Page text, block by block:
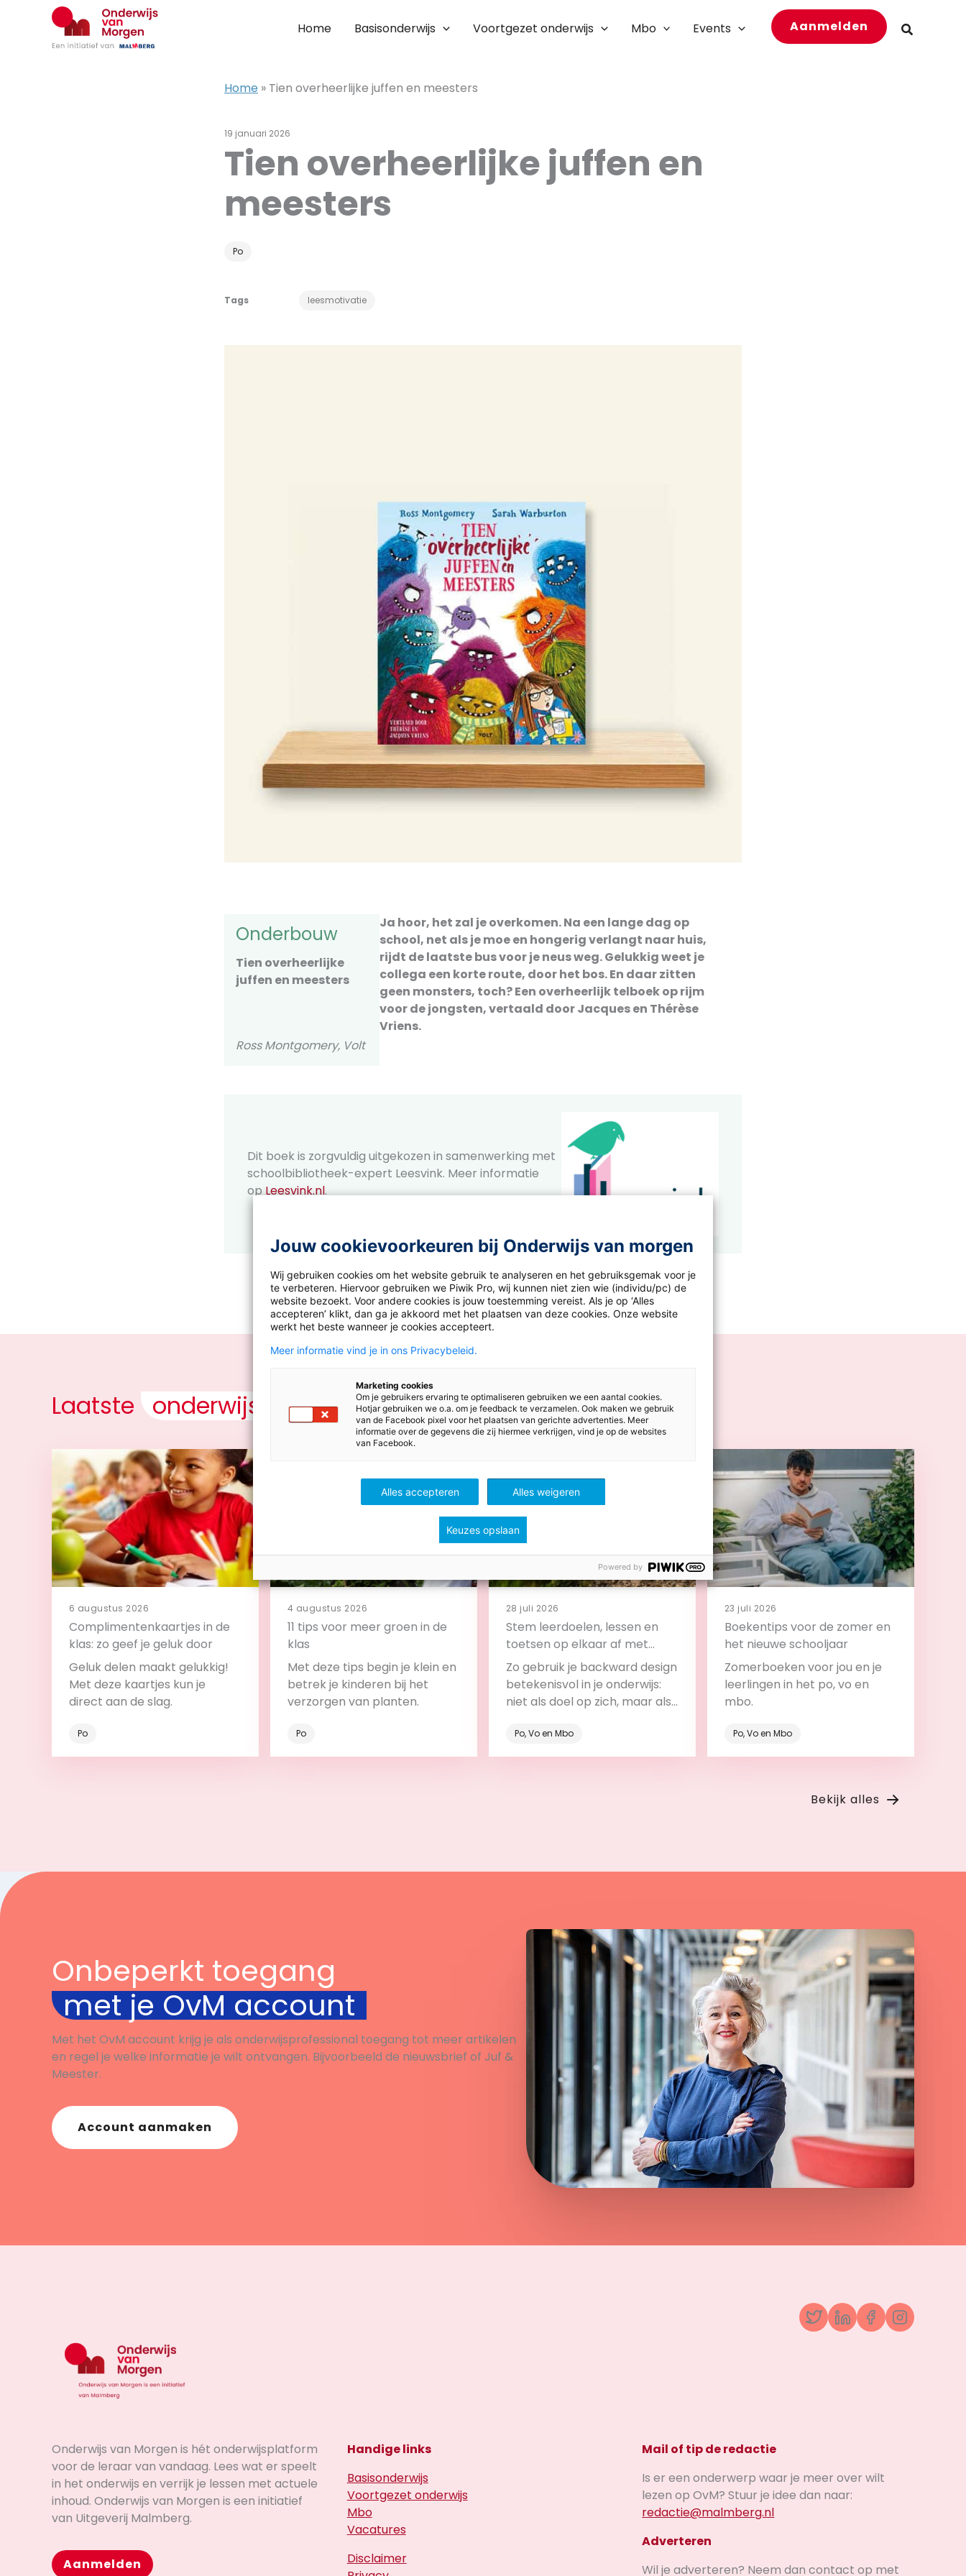
Home Basisonderwijs Voortgezet onderwijs Mbo Events Aanmelden Zoeken
Home » Tien overheerlijke juffen en meesters
19 januari 2026
Po
Tags leesmotivatie
Tien overheerlijke juffen en
meesters
Onderbouw
Tien overheerlijke
juffen en meesters
Ross Montgomery, Volt
Ja hoor, het zal je overkomen. Na een lange dag op
school, net als je moe en hongerig verlangt naar huis,
rijdt de laatste bus voor je neus weg. Gelukkig weet je
collega een korte route, door het bos. En daar zitten
geen monsters, toch? Een overheerlijk telboek op rijm
voor de jongsten, vertaald door Jacques en Thérèse
Vriens.
Dit boek is zorgvuldig uitgekozen in samenwerking met
schoolbibliotheek-expert Leesvink. Meer informatie
opLeesvink.nl.
Laatste onderwijsnieuws
6 augustus 2026
Complimentenkaartjes in de
klas: zo geef je geluk door
Geluk delen maakt gelukkig!
Met deze kaartjes kun je
direct aan de slag.
Po
4 augustus 2026
11 tips voor meer groen in de
klas
Met deze tips begin je klein en
betrek je kinderen bij het
verzorgen van planten.
Po
28 juli 2026
Stem leerdoelen, lessen en
toetsen op elkaar af met
backward design
Zo gebruik je backward design
betekenisvol in je onderwijs:
niet als doel op zich, maar als
Po, Vo en Mbo
23 juli 2026
Boekentips voor de zomer en
het nieuwe schooljaar
Zomerboeken voor jou en je
leerlingen in het po, vo en
mbo.
Po, Vo en Mbo
Bekijk alles
Onbeperkt toegang
met je OvM account
Met het OvM account krijg je als onderwijsprofessional toegang tot meer artikelen
en regel je welke informatie je wilt ontvangen. Bijvoorbeeld de nieuwsbrief of Juf &
Meester.
Account aanmaken
TwitterLinkedInFacebook
Onderwijs van Morgen is hét onderwijsplatform
voor de leraar van vandaag. Lees wat er speelt
in het onderwijs en verrijk je lessen met actuele
inhoud. Onderwijs van Morgen is een initiatief
van Uitgeverij Malmberg.
Aanmelden
Handige links
Basisonderwijs
Voortgezet onderwijs
Mbo
Vacatures
Disclaimer
Mail of tip de redactie
Is er een onderwerp waar je meer over wilt
lezen op OvM? Stuur je idee dan naar:
redactie@malmberg.nl
Adverteren
Wil je adverteren? Neem dan contact op met
Jouw cookievoorkeuren bij Onderwijs van morgen
Wij gebruiken cookies om het website gebruik te analyseren en het gebruiksgemak voor je
te verbeteren. Hiervoor gebruiken we Piwik Pro, wij kunnen niet zien wie (individu/pc) de
website bezoekt. Voor andere cookies is jouw toestemming vereist. Als je op ‘Alles
accepteren’ klikt, dan ga je akkoord met het plaatsen van deze cookies. Onze website
werkt het beste wanneer je cookies accepteert.
Meer informatie vind je in ons Privacybeleid.
Marketing cookies
Om je gebruikers ervaring te optimaliseren gebruiken we een aantal cookies.
Hotjar gebruiken we o.a. om je feedback te verzamelen. Ook maken we gebruik
van de Facebook pixel voor het plaatsen van gerichte advertenties. Meer
informatie over de gegevens die zij hiermee verkrijgen, vind je op de websites
van Facebook.
Alles accepteren Alles weigeren
Keuzes opslaan
Powered by